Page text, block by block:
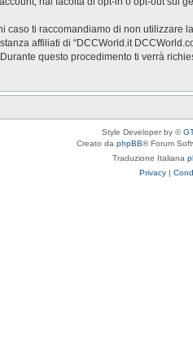
ti raccomandiamo di non
affiliati di “DCCWorld.it
questo procedimento ti verrà
Style Developer by ©
Creato da phpBB® Forum
Traduzione Italiana
Privacy |